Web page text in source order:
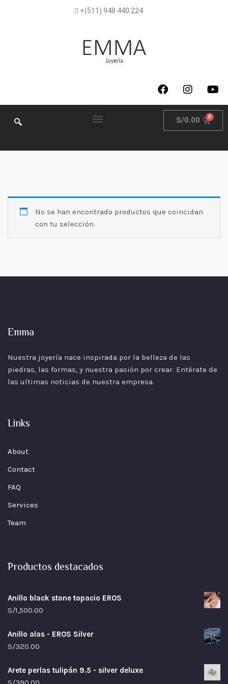
+(511) 948 440 224
S/0.00
No se han encontrado productos que coincidan
con tu selección.
Emma
Nuestra joyería nace inspirada por la belleza de las
piedras, las formas, y nuestra pasión por crear. Entérate de
las ultimas noticias de nuestra empresa.
Links
About
Contact
FAQ
Services
Team
Productos destacados
Anillo black stone topacio EROS
S/1,500.00
Anillo alas - EROS Silver
S/320.00
Arete perlas tulipán 9.5 - silver deluxe